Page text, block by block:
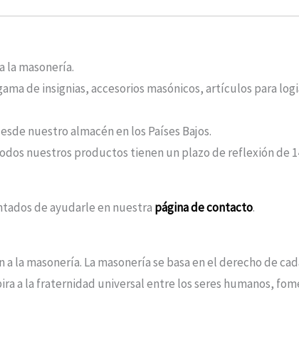
la masonería.
de insignias, accesorios masónicos, artículos para
nuestro almacén en los Países Bajos.
nuestros productos tienen un plazo de reflexión de
de ayudarle en nuestra página de contacto.
masonería. La masonería se basa en el derecho de
a la fraternidad universal entre los seres humanos,